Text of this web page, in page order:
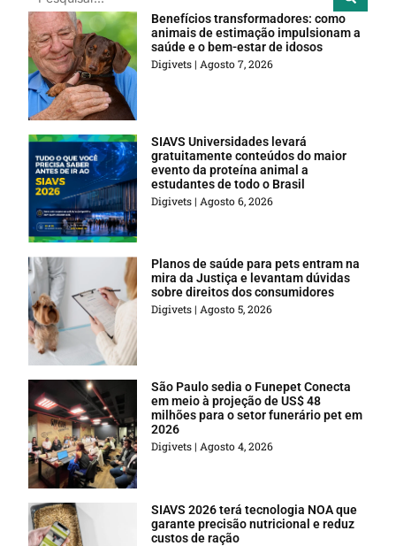
Benefícios transformadores: como
animais de estimação impulsionam a
saúde e o bem-estar de idosos
Digivets Agosto 7, 2026
SIAVS Universidades levará
gratuitamente conteúdos do maior
evento da proteína animal a
estudantes de todo o Brasil
Digivets Agosto 6, 2026
Planos de saúde para pets entram na
mira da Justiça e levantam dúvidas
sobre direitos dos consumidores
Digivets Agosto 5, 2026
São Paulo sedia o Funepet Conecta
em meio à projeção de US$ 48
milhões para o setor funerário pet em
2026
Digivets Agosto 4, 2026
SIAVS 2026 terá tecnologia NOA que
garante precisão nutricional e reduz
custos de ração